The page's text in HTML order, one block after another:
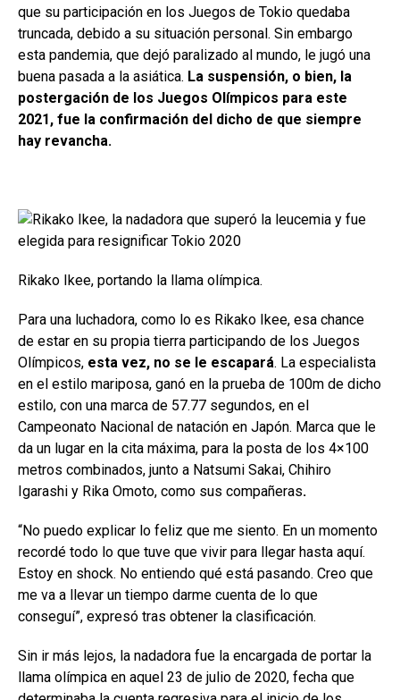
que su participación en los Juegos de Tokio quedaba
truncada, debido a su situación personal. Sin embargo
esta pandemia, que dejó paralizado al mundo, le jugó una
buena pasada a la asiática. La suspensión, o bien, la
postergación de los Juegos Olímpicos para este
2021, fue la confirmación del dicho de que siempre
hay revancha.
Rikako Ikee, portando la llama olímpica.
Para una luchadora, como lo es Rikako Ikee, esa chance
de estar en su propia tierra participando de los Juegos
Olímpicos, esta vez, no se le escapará. La especialista
en el estilo mariposa, ganó en la prueba de 100m de dicho
estilo, con una marca de 57.77 segundos, en el
Campeonato Nacional de natación en Japón. Marca que le
da un lugar en la cita máxima, para la posta de los 4×100
metros combinados, junto a Natsumi Sakai, Chihiro
Igarashi y Rika Omoto, como sus compañeras.
“No puedo explicar lo feliz que me siento. En un momento
recordé todo lo que tuve que vivir para llegar hasta aquí.
Estoy en shock. No entiendo qué está pasando. Creo que
me va a llevar un tiempo darme cuenta de lo que
conseguí”, expresó tras obtener la clasificación.
Sin ir más lejos, la nadadora fue la encargada de portar la
llama olímpica en aquel 23 de julio de 2020, fecha que